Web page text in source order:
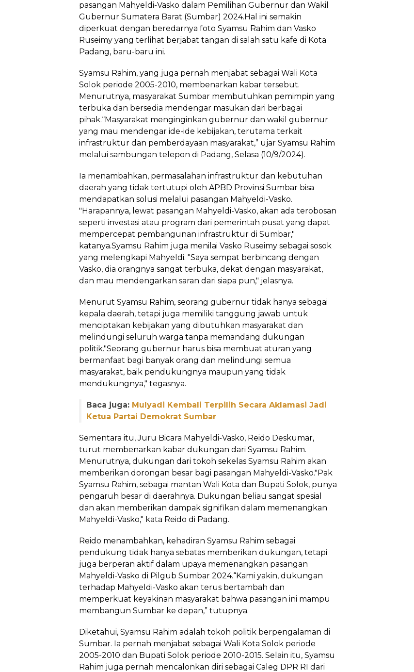
pasangan Mahyeldi-Vasko dalam Pemilihan Gubernur dan Wakil
Gubernur Sumatera Barat (Sumbar) 2024.Hal ini semakin
diperkuat dengan beredarnya foto Syamsu Rahim dan Vasko
Ruseimy yang terlihat berjabat tangan di salah satu kafe di Kota
Padang, baru-baru ini.
Syamsu Rahim, yang juga pernah menjabat sebagai Wali Kota
Solok periode 2005-2010, membenarkan kabar tersebut.
Menurutnya, masyarakat Sumbar membutuhkan pemimpin yang
terbuka dan bersedia mendengar masukan dari berbagai
pihak.“Masyarakat menginginkan gubernur dan wakil gubernur
yang mau mendengar ide-ide kebijakan, terutama terkait
infrastruktur dan pemberdayaan masyarakat,” ujar Syamsu Rahim
melalui sambungan telepon di Padang, Selasa (10/9/2024).
Ia menambahkan, permasalahan infrastruktur dan kebutuhan
daerah yang tidak tertutupi oleh APBD Provinsi Sumbar bisa
mendapatkan solusi melalui pasangan Mahyeldi-Vasko.
"Harapannya, lewat pasangan Mahyeldi-Vasko, akan ada terobosan
seperti investasi atau program dari pemerintah pusat yang dapat
mempercepat pembangunan infrastruktur di Sumbar,"
katanya.Syamsu Rahim juga menilai Vasko Ruseimy sebagai sosok
yang melengkapi Mahyeldi. "Saya sempat berbincang dengan
Vasko, dia orangnya sangat terbuka, dekat dengan masyarakat,
dan mau mendengarkan saran dari siapa pun," jelasnya.
Menurut Syamsu Rahim, seorang gubernur tidak hanya sebagai
kepala daerah, tetapi juga memiliki tanggung jawab untuk
menciptakan kebijakan yang dibutuhkan masyarakat dan
melindungi seluruh warga tanpa memandang dukungan
politik."Seorang gubernur harus bisa membuat aturan yang
bermanfaat bagi banyak orang dan melindungi semua
masyarakat, baik pendukungnya maupun yang tidak
mendukungnya," tegasnya.
Baca juga: Mulyadi Kembali Terpilih Secara Aklamasi Jadi
Ketua Partai Demokrat Sumbar
Sementara itu, Juru Bicara Mahyeldi-Vasko, Reido Deskumar,
turut membenarkan kabar dukungan dari Syamsu Rahim.
Menurutnya, dukungan dari tokoh sekelas Syamsu Rahim akan
memberikan dorongan besar bagi pasangan Mahyeldi-Vasko."Pak
Syamsu Rahim, sebagai mantan Wali Kota dan Bupati Solok, punya
pengaruh besar di daerahnya. Dukungan beliau sangat spesial
dan akan memberikan dampak signifikan dalam memenangkan
Mahyeldi-Vasko," kata Reido di Padang.
Reido menambahkan, kehadiran Syamsu Rahim sebagai
pendukung tidak hanya sebatas memberikan dukungan, tetapi
juga berperan aktif dalam upaya memenangkan pasangan
Mahyeldi-Vasko di Pilgub Sumbar 2024.“Kami yakin, dukungan
terhadap Mahyeldi-Vasko akan terus bertambah dan
memperkuat keyakinan masyarakat bahwa pasangan ini mampu
membangun Sumbar ke depan,” tutupnya.
Diketahui, Syamsu Rahim adalah tokoh politik berpengalaman di
Sumbar. Ia pernah menjabat sebagai Wali Kota Solok periode
2005-2010 dan Bupati Solok periode 2010-2015. Selain itu, Syamsu
Rahim juga pernah mencalonkan diri sebagai Caleg DPR RI dari